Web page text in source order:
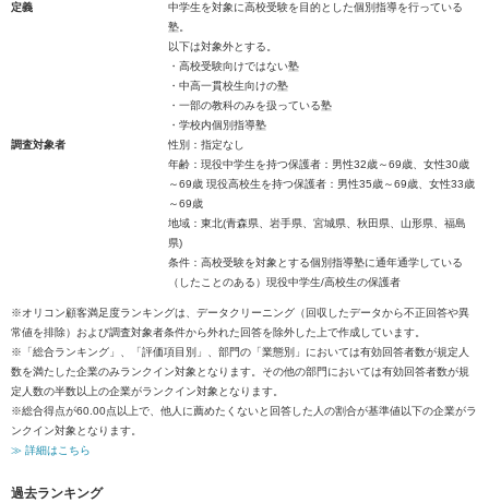
定義
中学生を対象に高校受験を目的とした個別指導を行っている
塾。
以下は対象外とする。
・高校受験向けではない塾
・中高一貫校生向けの塾
・一部の教科のみを扱っている塾
・学校内個別指導塾
調査対象者
性別：指定なし
年齢：現役中学生を持つ保護者：男性32歳～69歳、女性30歳
～69歳 現役高校生を持つ保護者：男性35歳～69歳、女性33歳
～69歳
地域：東北(青森県、岩手県、宮城県、秋田県、山形県、福島
県)
条件：高校受験を対象とする個別指導塾に通年通学している
（したことのある）現役中学生/高校生の保護者
※オリコン顧客満足度ランキングは、データクリーニング（回収したデータから不正回答や異
常値を排除）および調査対象者条件から外れた回答を除外した上で作成しています。
※「総合ランキング」、「評価項目別」、部門の「業態別」においては有効回答者数が規定人
数を満たした企業のみランクイン対象となります。その他の部門においては有効回答者数が規
定人数の半数以上の企業がランクイン対象となります。
※総合得点が60.00点以上で、他人に薦めたくないと回答した人の割合が基準値以下の企業がラ
ンクイン対象となります。
≫ 詳細はこちら
過去ランキング